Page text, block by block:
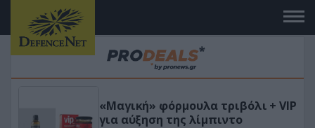
«Μαγική» φόρμουλα τριβόλι + VIP
για αύξηση της λίμπιντο